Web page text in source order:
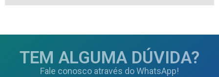
TEM ALGUMA DÚVIDA?
Fale conosco através do WhatsApp!